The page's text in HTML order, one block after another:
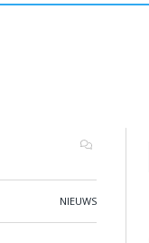
NIEUWS